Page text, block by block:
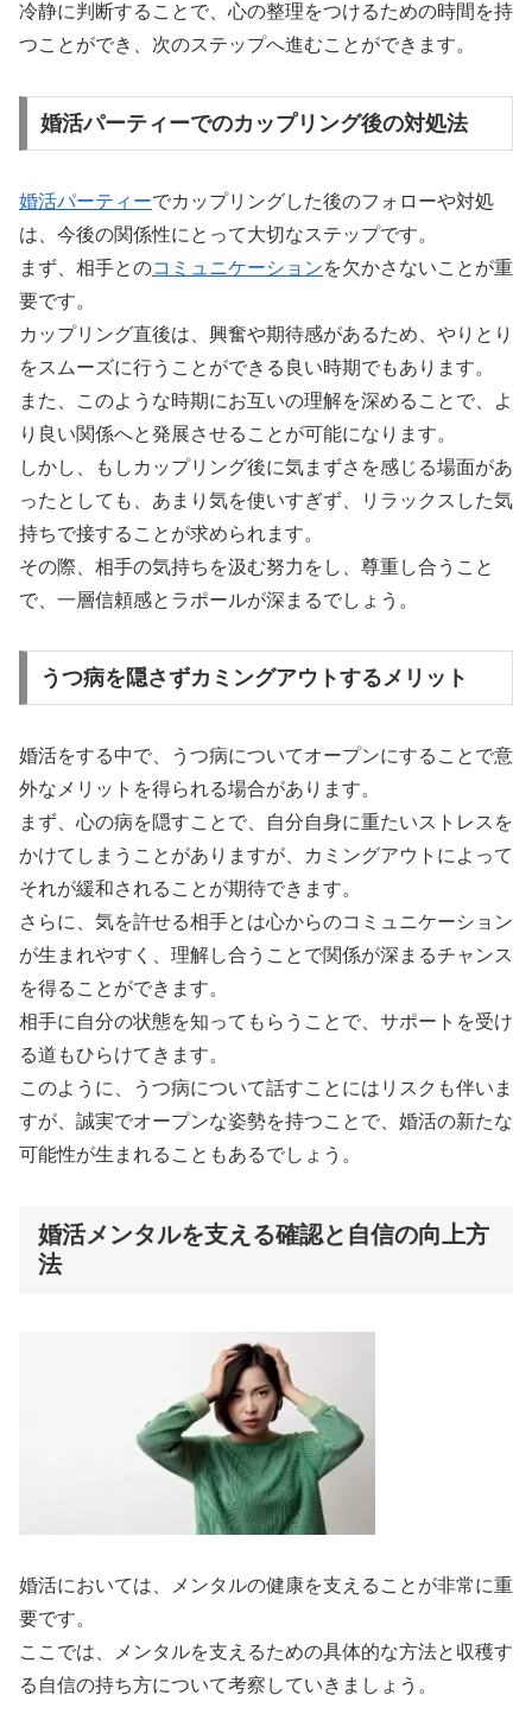
冷静に判断することで、心の整理をつけるための時間を持
つことができ、次のステップへ進むことができます。
婚活パーティーでのカップリング後の対処法
婚活パーティーでカップリングした後のフォローや対処
は、今後の関係性にとって大切なステップです。
まず、相手とのコミュニケーションを欠かさないことが重
要です。
カップリング直後は、興奮や期待感があるため、やりとり
をスムーズに行うことができる良い時期でもあります。
また、このような時期にお互いの理解を深めることで、よ
り良い関係へと発展させることが可能になります。
しかし、もしカップリング後に気まずさを感じる場面があ
ったとしても、あまり気を使いすぎず、リラックスした気
持ちで接することが求められます。
その際、相手の気持ちを汲む努力をし、尊重し合うこと
で、一層信頼感とラポールが深まるでしょう。
うつ病を隠さずカミングアウトするメリット
婚活をする中で、うつ病についてオープンにすることで意
外なメリットを得られる場合があります。
まず、心の病を隠すことで、自分自身に重たいストレスを
かけてしまうことがありますが、カミングアウトによって
それが緩和されることが期待できます。
さらに、気を許せる相手とは心からのコミュニケーション
が生まれやすく、理解し合うことで関係が深まるチャンス
を得ることができます。
相手に自分の状態を知ってもらうことで、サポートを受け
る道もひらけてきます。
このように、うつ病について話すことにはリスクも伴いま
すが、誠実でオープンな姿勢を持つことで、婚活の新たな
可能性が生まれることもあるでしょう。
婚活メンタルを支える確認と自信の向上方
法
婚活においては、メンタルの健康を支えることが非常に重
要です。
ここでは、メンタルを支えるための具体的な方法と収穫す
る自信の持ち方について考察していきましょう。